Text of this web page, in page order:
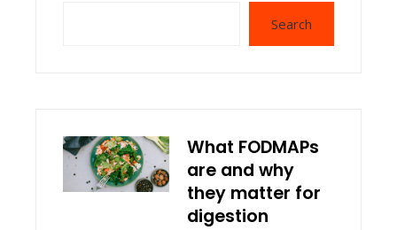
Search
What FODMAPs
are and why
they matter for
digestion